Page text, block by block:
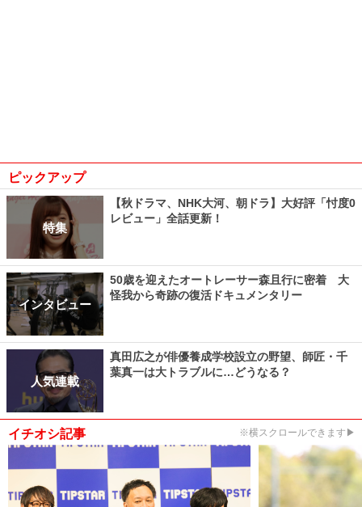
ピックアップ
特集
【秋ドラマ、NHK大河、朝ドラ】大好評「忖度0
レビュー」全話更新！
インタビュー
50歳を迎えたオートレーサー森且行に密着 大
怪我から奇跡の復活ドキュメンタリー
人気連載
真田広之が俳優養成学校設立の野望、師匠・千
葉真一は大トラブルに…どうなる？
イチオシ記事 ※横スクロールできます▶